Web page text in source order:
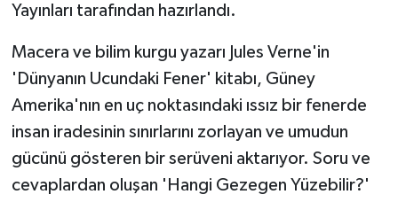
Yayınları tarafından hazırlandı.
Macera ve bilim kurgu yazarı Jules Verne'in
'Dünyanın Ucundaki Fener' kitabı, Güney
Amerika'nın en uç noktasındaki ıssız bir fenerde
insan iradesinin sınırlarını zorlayan ve umudun
gücünü gösteren bir serüveni aktarıyor. Soru ve
cevaplardan oluşan 'Hangi Gezegen Yüzebilir?'